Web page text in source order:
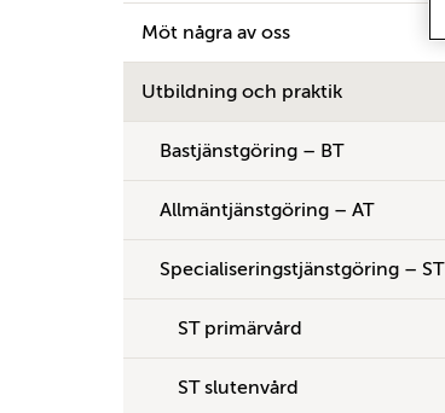
Möt några av oss
Utbildning och praktik
Bastjänstgöring – BT
Allmäntjänstgöring – AT
Specialiseringstjänstgöring – ST
ST primärvård
ST slutenvård